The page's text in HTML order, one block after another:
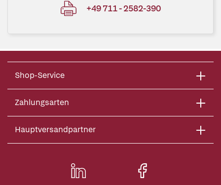
+49 711 - 2582-390
Shop-Service
Zahlungsarten
Hauptversandpartner